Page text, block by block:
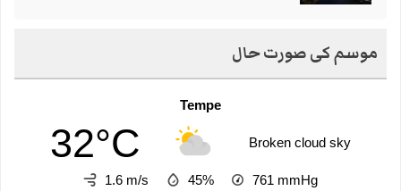
موسم کی صورت حال
Tempe
32°C Broken cloud sky
1.6 m/s 45% 761 mmHg